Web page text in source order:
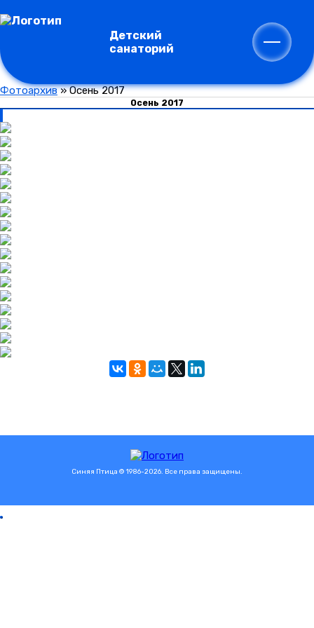
Детский
санаторий
Фотоархив»Осень 2017
Осень 2017
Синяя Птица © 1986-2026. Все права защищены.